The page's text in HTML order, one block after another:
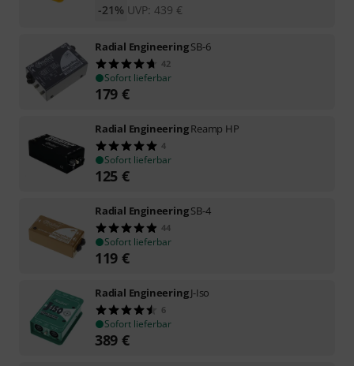
UVP: 439 €
-21%
Radial EngineeringSB-6
42
Sofort lieferbar
179 €
Radial EngineeringReamp HP
4
Sofort lieferbar
125 €
Radial EngineeringSB-4
44
Sofort lieferbar
119 €
Radial EngineeringJ-Iso
6
Sofort lieferbar
389 €